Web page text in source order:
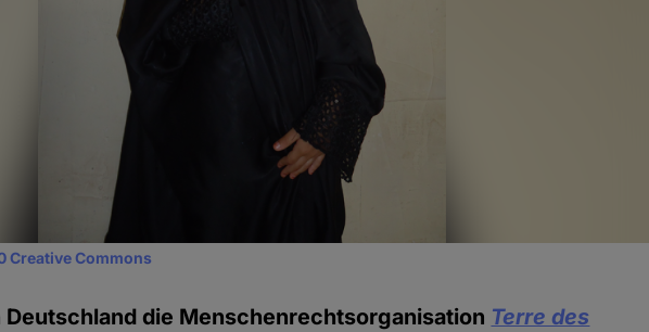
Creative Commons
Deutschland die Menschenrechtsorganisation Terre des